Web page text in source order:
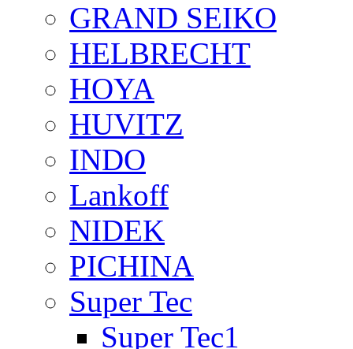
GRAND SEIKO
HELBRECHT
HOYA
HUVITZ
INDO
Lankoff
NIDEK
PICHINA
Super Tec
Super Tec1